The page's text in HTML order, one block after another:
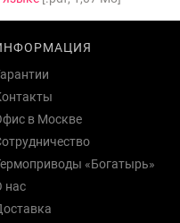
в Москве
«Богатырь»
нас